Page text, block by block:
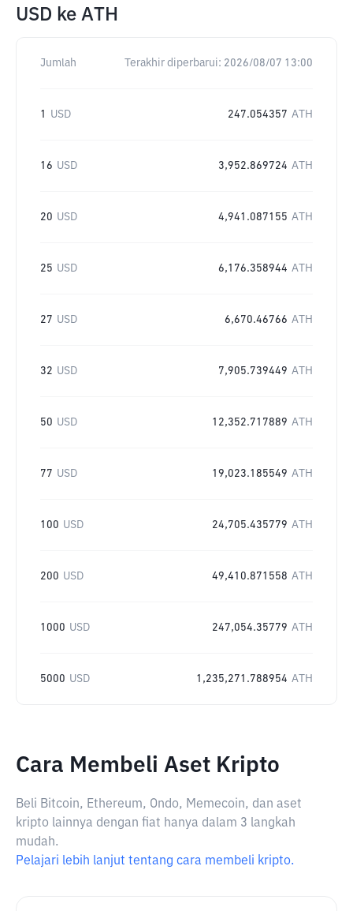
USD ke ATH
Jumlah Terakhir diperbarui: 2026/08/07 13:00
1 USD 247.054357 ATH
16 USD 3,952.869724 ATH
20 USD 4,941.087155 ATH
25 USD 6,176.358944 ATH
27 USD 6,670.46766 ATH
32 USD 7,905.739449 ATH
50 USD 12,352.717889 ATH
77 USD 19,023.185549 ATH
100 USD 24,705.435779 ATH
200 USD 49,410.871558 ATH
1000 USD 247,054.35779 ATH
5000 USD 1,235,271.788954 ATH
Cara Membeli Aset Kripto
Beli Bitcoin, Ethereum, Ondo, Memecoin, dan aset
kripto lainnya dengan fiat hanya dalam 3 langkah
mudah.
Pelajari lebih lanjut tentang cara membeli kripto.